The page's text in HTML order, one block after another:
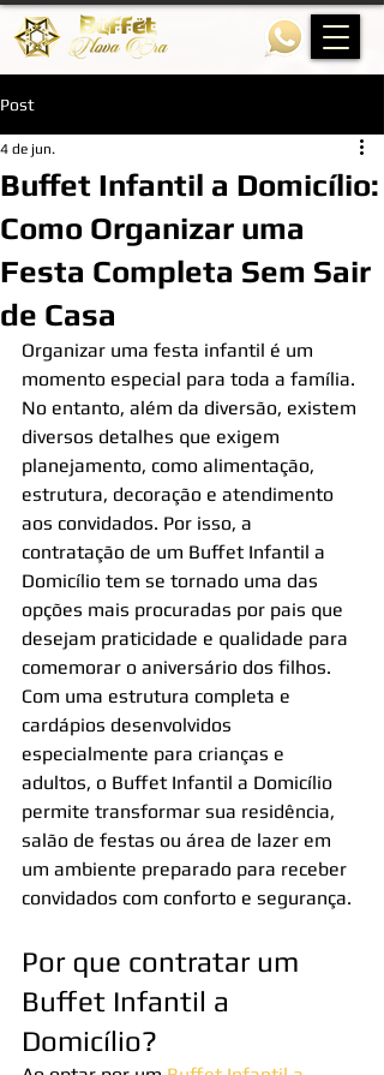
Post
Buffet Infantil a Domicílio:
Como Organizar uma
Festa Completa Sem Sair
de Casa
4 de jun.
Organizar uma festa infantil é um
momento especial para toda a família.
No entanto, além da diversão, existem
diversos detalhes que exigem
planejamento, como alimentação,
estrutura, decoração e atendimento
aos convidados. Por isso, a
contratação de um Buffet Infantil a
Domicílio tem se tornado uma das
opções mais procuradas por pais que
desejam praticidade e qualidade para
comemorar o aniversário dos filhos.
Com uma estrutura completa e
cardápios desenvolvidos
especialmente para crianças e
adultos, o Buffet Infantil a Domicílio
permite transformar sua residência,
salão de festas ou área de lazer em
um ambiente preparado para receber
convidados com conforto e segurança.
Por que contratar um
Buffet Infantil a
Domicílio?